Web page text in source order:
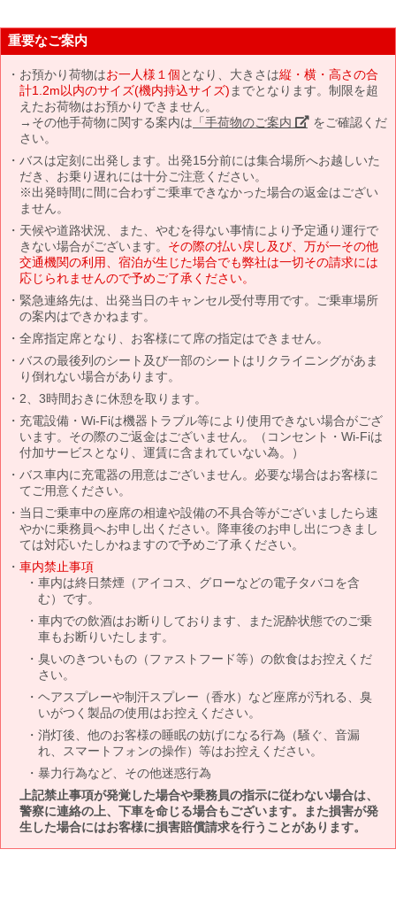
重要なご案内
お預かり荷物はお一人様１個となり、大きさは縦・横・高さの合
計1.2m以内のサイズ(機内持込サイズ) までとなります。制限を超
えたお荷物はお預かりできません。
→その他手荷物に関する案内は 「手荷物のご案内」 をご確認くだ
さい。
バスは定刻に出発します。出発15分前には集合場所へお越しいた
だき、お乗り遅れには十分ご注意ください。
※出発時間に間に合わずご乗車できなかった場合の返金はござい
ません。
天候や道路状況、また、やむを得ない事情により予定通り運行で
きない場合がございます。 その際の払い戻し及び、万が一その他
交通機関の利用、宿泊が生じた場合でも弊社は一切その請求には
応じられませんので予めご了承ください。
緊急連絡先は、出発当日のキャンセル受付専用です。ご乗車場所
の案内はできかねます。
全席指定席となり、お客様にて席の指定はできません。
バスの最後列のシート及び一部のシートはリクライニングがあま
り倒れない場合があります。
2、3時間おきに休憩を取ります。
充電設備・Wi-Fiは機器トラブル等により使用できない場合がござ
います。その際のご返金はございません。（コンセント・Wi-Fiは
付加サービスとなり、運賃に含まれていない為。）
バス車内に充電器の用意はございません。必要な場合はお客様に
てご用意ください。
当日ご乗車中の座席の相違や設備の不具合等がございましたら速
やかに乗務員へお申し出ください。降車後のお申し出につきまし
ては対応いたしかねますので予めご了承ください。
車内禁止事項
車内は終日禁煙（アイコス、グローなどの電子タバコを含
む）です。
車内での飲酒はお断りしております、また泥酔状態でのご乗
車もお断りいたします。
臭いのきついもの（ファストフード等）の飲食はお控えくだ
さい。
ヘアスプレーや制汗スプレー（香水）など座席が汚れる、臭
いがつく製品の使用はお控えください。
消灯後、他のお客様の睡眠の妨げになる行為（騒ぐ、音漏
れ、スマートフォンの操作）等はお控えください。
暴力行為など、その他迷惑行為
上記禁止事項が発覚した場合や乗務員の指示に従わない場合は、
警察に連絡の上、下車を命じる場合もございます。また損害が発
生した場合にはお客様に損害賠償請求を行うことがあります。